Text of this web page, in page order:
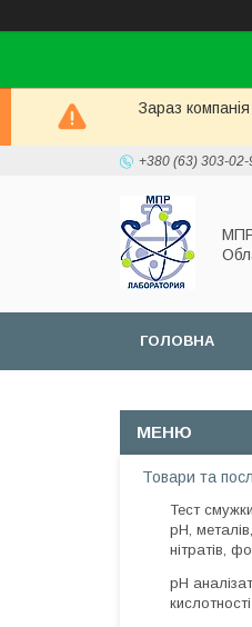
Зараз
+380 (63) 303-02-
ГОЛОВНА
Товари та
Тест
рН,
нітратів,
рН
кислотності